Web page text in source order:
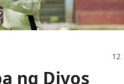
ng Diyos